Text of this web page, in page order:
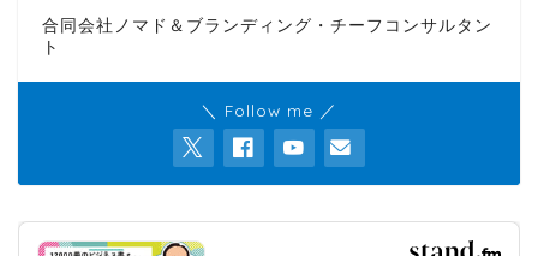
合同会社ノマド＆ブランディング・チーフコンサルタン
ト
＼ Follow me ／